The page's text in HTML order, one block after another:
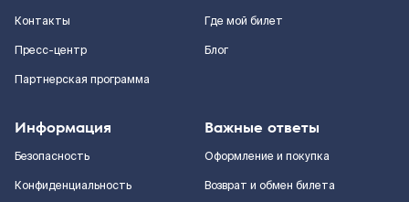
Контакты
Пресс-центр
Партнерская программа
Где мой билет
Блог
Информация
Безопасность
Конфиденциальность
Важные ответы
Оформление и покупка
Возврат и обмен билета